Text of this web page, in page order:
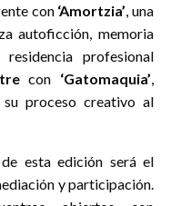
con ‘Amortzia’, una
autoficción, memoria
profesional
con ‘Gatomaquia’,
proceso creativo al
esta edición será el
y participación.